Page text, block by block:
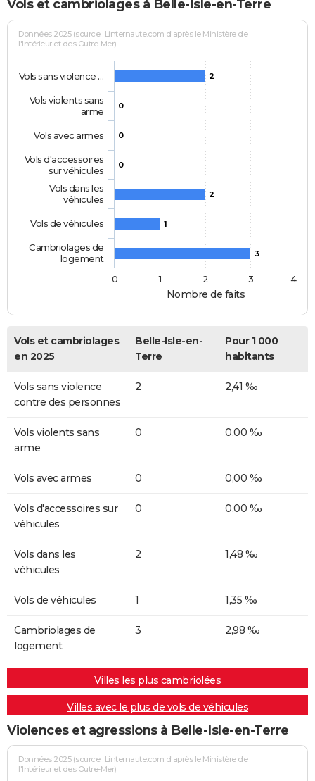
Vols et cambriolages à Belle-Isle-en-Terre
Nombre de faits
Données 2025 (source : Linternaute.com d'après le Ministère de
l'Intérieur et des Outre-Mer)
2
0
0
0
2
1
3
Vols sans violence …
Vols violents sans
arme
Vols avec armes
Vols d'accessoires
sur véhicules
Vols dans les
véhicules
Vols de véhicules
Cambriolages de
logement
0
1 2 3 4
Vols et cambriolages
en 2025
Belle-Isle-en-
Terre
Pour 1 000
habitants
Vols sans violence
contre des personnes
2 2,41 ‰
Vols violents sans
arme
0 0,00 ‰
Vols avec armes 0 0,00 ‰
Vols d'accessoires sur
véhicules
0 0,00 ‰
Vols dans les
véhicules
2 1,48 ‰
Vols de véhicules 1 1,35 ‰
Cambriolages de
logement
3 2,98 ‰
Villes les plus cambriolées
Villes avec le plus de vols de véhicules
Violences et agressions à Belle-Isle-en-Terre
Données 2025 (source : Linternaute.com d'après le Ministère de
l'Intérieur et des Outre-Mer)